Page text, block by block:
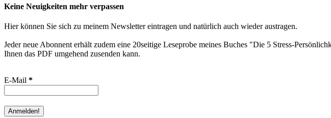
Keine Neuigkeiten mehr verpassen
Hier können Sie sich zu meinem Newsletter eintragen und natürlich auch wieder austragen.
Jeder neue Abonnent erhält zudem eine 20seitige Leseprobe meines Buches "Die 5 Stress-
Ihnen das PDF umgehend zusenden kann.
E-Mail *